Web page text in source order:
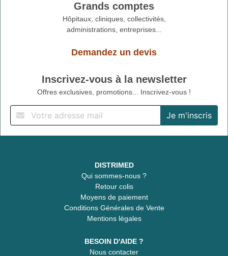
Grands comptes
Hôpitaux, cliniques, collectivités,
administrations, entreprises...
Demandez un devis
Inscrivez-vous à la newsletter
Offres exclusives, promotions... Inscrivez-vous !
DISTRIMED
Qui sommes-nous ?
Retour colis
Moyens de paiement
Conditions Générales de Vente
Mentions légales
BESOIN D'AIDE ?
Nous contacter